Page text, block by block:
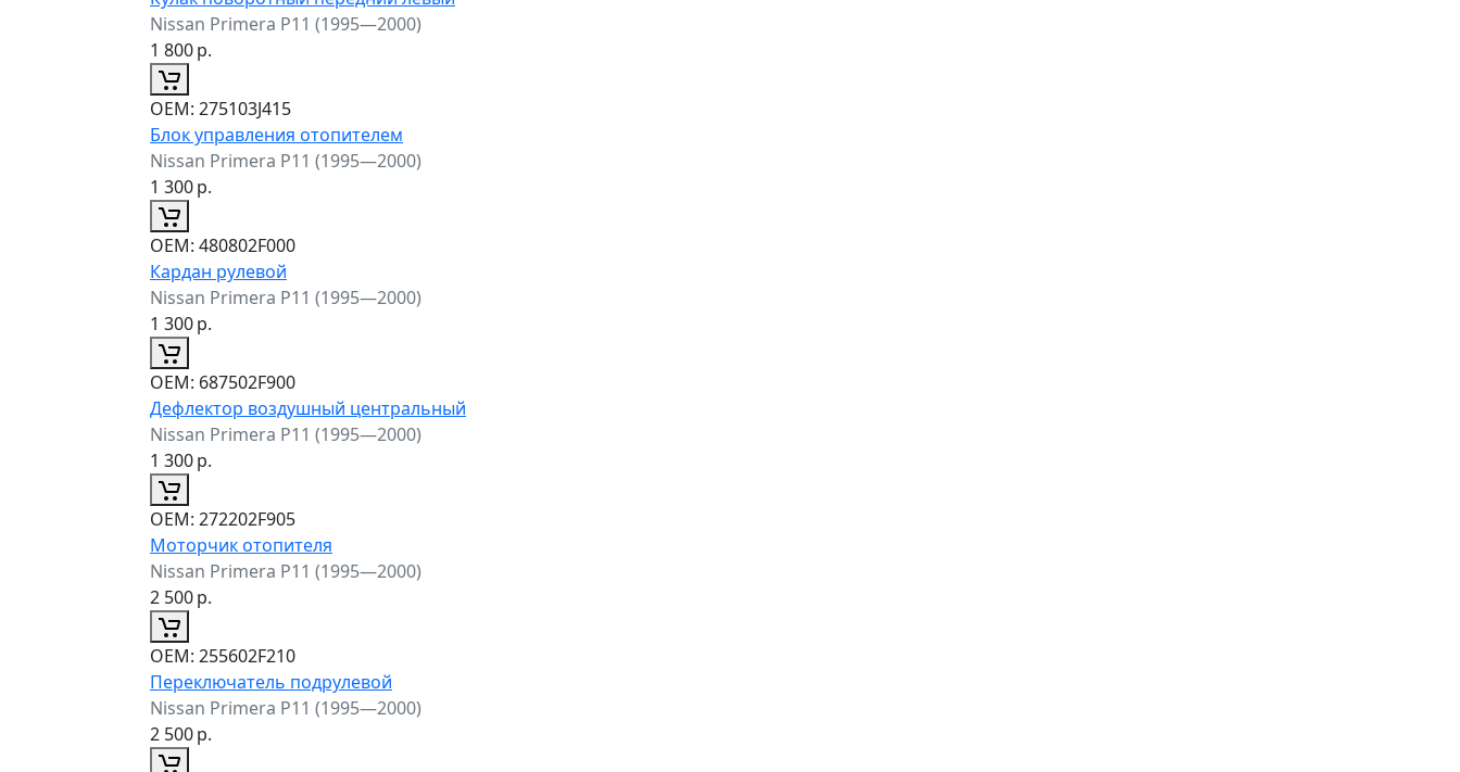
Nissan Primera P11 (1995—2000)
1 800р.
ОЕМ: 275103J415
Блок управления отопителем
Nissan Primera P11 (1995—2000)
1 300р.
ОЕМ: 480802F000
Кардан рулевой
Nissan Primera P11 (1995—2000)
1 300р.
ОЕМ: 687502F900
Дефлектор воздушный центральный
Nissan Primera P11 (1995—2000)
1 300р.
ОЕМ: 272202F905
Моторчик отопителя
Nissan Primera P11 (1995—2000)
2 500р.
ОЕМ: 255602F210
Переключатель подрулевой
Nissan Primera P11 (1995—2000)
2 500р.